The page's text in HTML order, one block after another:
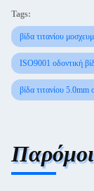
Tags:
βίδα τιτανίου
ISO9001 οδοντική
βίδα τιτανίου 5.0mm